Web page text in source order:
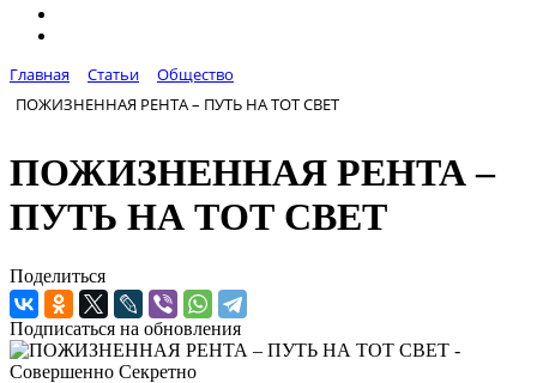
Главная Статьи
Общество
ПОЖИЗНЕННАЯ РЕНТА – ПУТЬ НА ТОТ СВЕТ
ПОЖИЗНЕННАЯ РЕНТА –
ПУТЬ НА ТОТ СВЕТ
Поделиться
Подписаться на обновления